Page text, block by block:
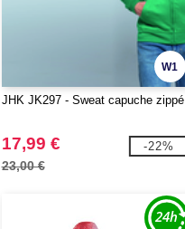
W1
JHK JK297 - Sweat capuche zippé
17,99 €
23,00 €
-22%